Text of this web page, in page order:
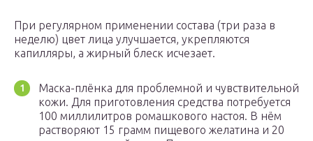
При регулярном применении состава (три раза в
неделю) цвет лица улучшается, укрепляются
капилляры, а жирный блеск исчезает.
Маска-плёнка для проблемной и чувствительной
кожи. Для приготовления средства потребуется
100 миллилитров ромашкового настоя. В нём
растворяют 15 грамм пищевого желатина и 20